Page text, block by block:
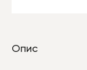
Опис